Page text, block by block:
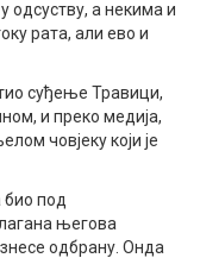
одсуству, а некима и
рата, али ево и
суђење Травици,
и преко медија,
човјеку који је
био под
његова
одбрану. Онда